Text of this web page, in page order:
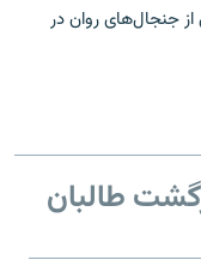
جنجال‌های روان در
طالبان